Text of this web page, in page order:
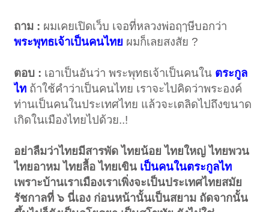
ถาม : ผมเคยเปิดเว็บ เจอที่หลวงพ่อฤๅษีบอกว่า
พระพุทธเจ้าเป็นคนไทย ผมก็เลยสงสัย ?
ตอบ : เอาเป็นอันว่า พระพุทธเจ้าเป็นคนใน ตระกูล
ไท ถ้าใช้คำว่าเป็นคนไทย เราจะไปคิดว่าพระองค์
ท่านเป็นคนในประเทศไทย แล้วจะเตลิดไปถึงขนาด
เกิดในเมืองไทยไปด้วย..!
อย่าลืมว่าไทยมีสารพัด ไทยน้อย ไทยใหญ่ ไทยพวน
ไทยอาหม ไทยลื้อ ไทยเขิน เป็นคนในตระกูลไท
เพราะบ้านเราเมืองเราเพิ่งจะเป็นประเทศไทยสมัย
รัชกาลที่ ๖ นี่เอง ก่อนหน้านั้นเป็นสยาม ถัดจากนั้น